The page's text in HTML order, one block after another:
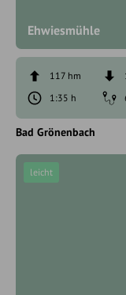
Ehwiesmühle
117 hm
1:35 h
Bad Grönenbach
leicht